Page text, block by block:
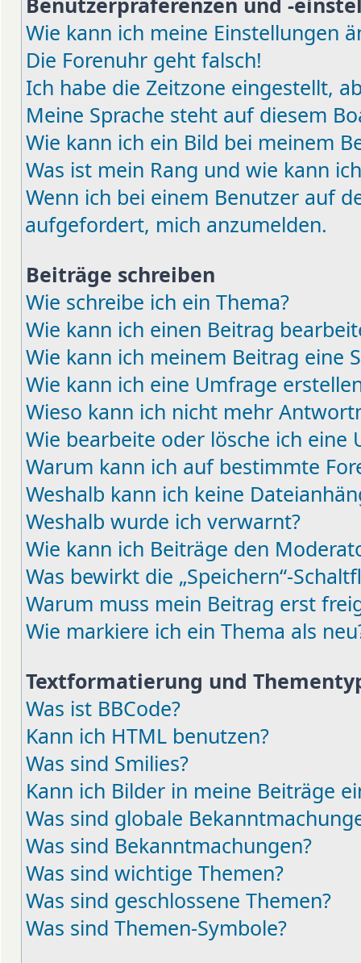
Wie kann ich meine Einstellungen
Die Forenuhr geht falsch!
Ich habe die Zeitzone eingestellt,
Meine Sprache steht auf diesem
Wie kann ich ein Bild bei meinem
Was ist mein Rang und wie kann
Wenn ich bei einem Benutzer auf
aufgefordert, mich anzumelden.
Beiträge schreiben
Wie schreibe ich ein Thema?
Wie kann ich einen Beitrag
Wie kann ich meinem Beitrag eine
Wie kann ich eine Umfrage
Wieso kann ich nicht mehr
Wie bearbeite oder lösche ich eine
Warum kann ich auf bestimmte
Weshalb kann ich keine
Weshalb wurde ich verwarnt?
Wie kann ich Beiträge den
Was bewirkt die „Speichern“-
Warum muss mein Beitrag erst
Wie markiere ich ein Thema als
Textformatierung und
Was ist BBCode?
Kann ich HTML benutzen?
Was sind Smilies?
Kann ich Bilder in meine Beiträge
Was sind globale
Was sind Bekanntmachungen?
Was sind wichtige Themen?
Was sind geschlossene Themen?
Was sind Themen-Symbole?